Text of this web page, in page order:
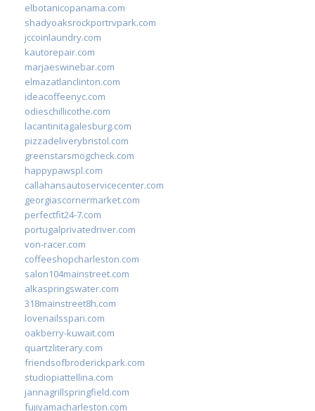
elbotanicopanama.com
shadyoaksrockportrvpark.com
jccoinlaundry.com
kautorepair.com
marjaeswinebar.com
elmazatlanclinton.com
ideacoffeenyc.com
odieschillicothe.com
lacantinitagalesburg.com
pizzadeliverybristol.com
greenstarsmogcheck.com
happypawspl.com
callahansautoservicecenter.com
georgiascornermarket.com
perfectfit24-7.com
portugalprivatedriver.com
von-racer.com
coffeeshopcharleston.com
salon104mainstreet.com
alkaspringswater.com
318mainstreet8h.com
lovenailsspari.com
oakberry-kuwait.com
quartzliterary.com
friendsofbroderickpark.com
studiopiattellina.com
jannagrillspringfield.com
fujiyamacharleston.com